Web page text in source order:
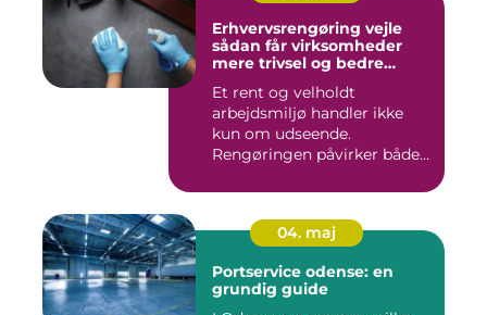
Erhvervsrengøring vejle
sådan får virksomheder
mere trivsel og bedre
Et rent og velholdt
arbejdsmiljø handler ikke
kun om udseende.
Rengøringen påvirker både
04. maj
Portservice odense: en
grundig guide